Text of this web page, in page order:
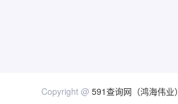
Copyright @ 591查询网（鸿海伟业）